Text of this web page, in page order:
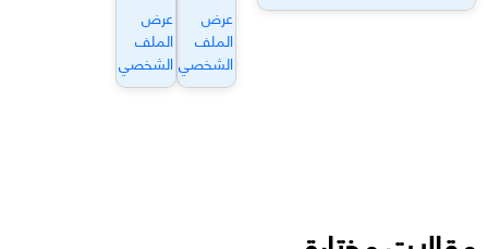
عرض
الملف
الشخصي
عرض
الملف
الشخصي